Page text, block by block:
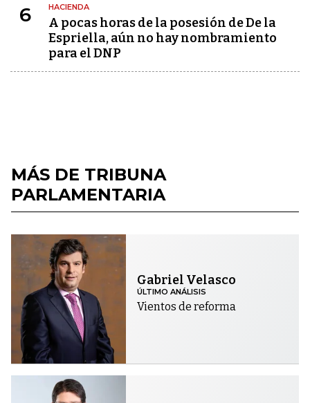
6 HACIENDA
A pocas horas de la posesión de De la
Espriella, aún no hay nombramiento
para el DNP
MÁS DE TRIBUNA
PARLAMENTARIA
Gabriel Velasco
ÚLTIMO ANÁLISIS
Vientos de reforma